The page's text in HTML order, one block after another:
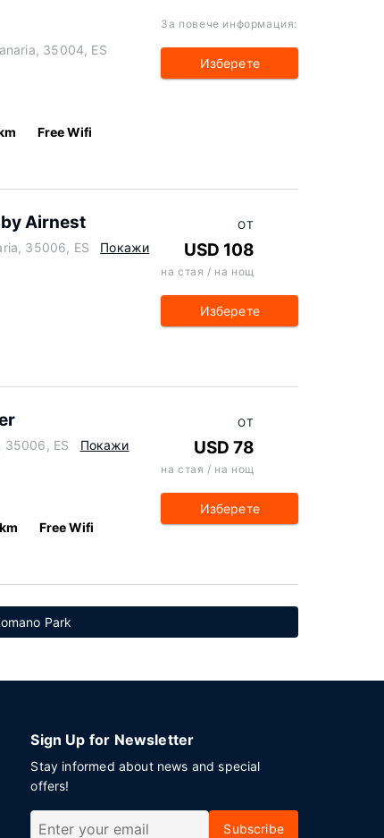
35004, ES
Free Wifi
За повече информация:
Изберете
Airnest
35006, ES
Покажи
ОТ
USD 108
на стая / на нощ
Изберете
35006, ES
Покажи
Free Wifi
ОТ
USD 78
на стая / на нощ
Изберете
Park
Sign Up for Newsletter
Stay informed about news and special
offers!
Subscribe